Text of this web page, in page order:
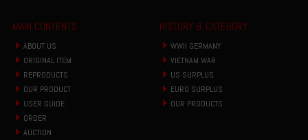
MAIN CONTENTS
ABOUT US
ORIGINAL ITEM
REPRODUCTS
OUR PRODUCT
USER GUIDE
ORDER
AUCTION
HISTORY & CATEGORY
WWII GERMANY
VIETNAM WAR
US SURPLUS
EURO SURPLUS
OUR PRODUCTS